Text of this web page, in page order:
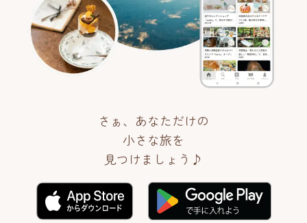
さぁ、あなただけの
小さな旅を
見つけましょう♪